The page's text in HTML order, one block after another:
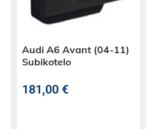
Audi A6 Avant (04-11)
Subikotelo
181,00€